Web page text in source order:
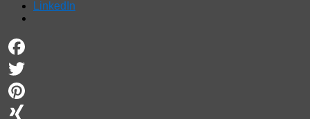
LinkedIn
Facebook
Twitter
Pinterest